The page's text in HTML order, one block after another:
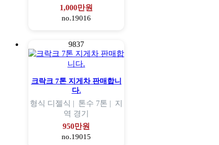
1,000만원
no.19016
9837
크락크 7톤 지게차 판매합니
다.
형식 디젤식 | 톤수 7톤 | 지
역 경기
950만원
no.19015